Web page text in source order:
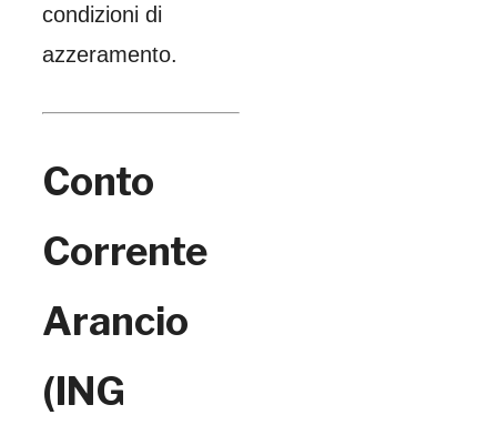
condizioni di
azzeramento.
Conto
Corrente
Arancio
(ING